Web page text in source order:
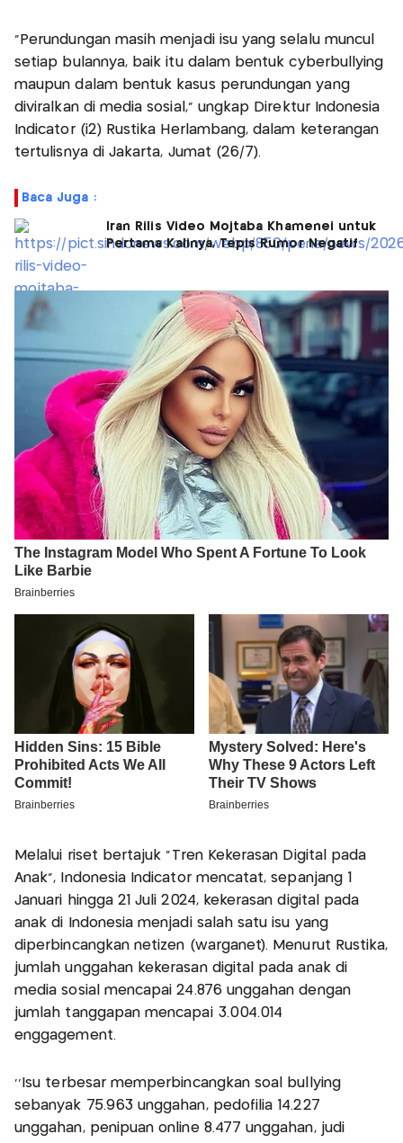
“Perundungan masih menjadi isu yang selalu muncul
setiap bulannya, baik itu dalam bentuk cyberbullying
maupun dalam bentuk kasus perundungan yang
diviralkan di media sosial,” ungkap Direktur Indonesia
Indicator (i2) Rustika Herlambang, dalam keterangan
tertulisnya di Jakarta, Jumat (26/7).
Baca Juga :
Iran Rilis Video Mojtaba Khamenei untuk
Pertama Kalinya, Tepis Rumor Negatif
Melalui riset bertajuk ”Tren Kekerasan Digital pada
Anak”, Indonesia Indicator mencatat, sepanjang 1
Januari hingga 21 Juli 2024, kekerasan digital pada
anak di Indonesia menjadi salah satu isu yang
diperbincangkan netizen (warganet). Menurut Rustika,
jumlah unggahan kekerasan digital pada anak di
media sosial mencapai 24.876 unggahan dengan
jumlah tanggapan mencapai 3.004.014
enggagement.
’’Isu terbesar memperbincangkan soal bullying
sebanyak 75.963 unggahan, pedofilia 14.227
unggahan, penipuan online 8.477 unggahan, judi